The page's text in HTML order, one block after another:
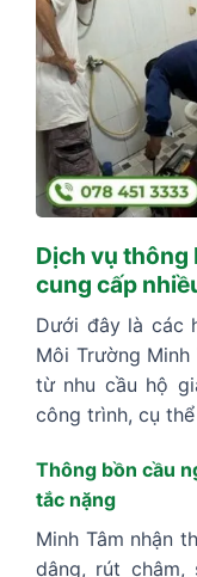
Dịch vụ thông
cung cấp
Dưới đây là các
Môi Trường
từ nhu cầu hộ
công trình, cụ thể
Thông bồn cầu
tắc nặng
Minh Tâm nhận
dâng, rút